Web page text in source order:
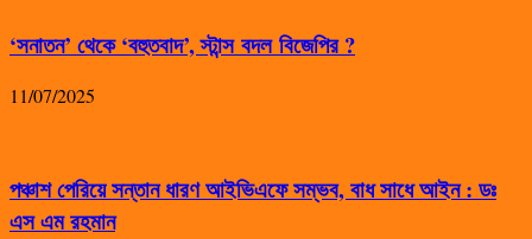
‘সনাতন’ থেকে ‘বহুতবাদ’, স্টান্স বদল বিজেপির ?
11/07/2025
পঞ্চাশ পেরিয়ে সন্তান ধারণ আইভিএফে সম্ভব, বাধ সাধে আইন : ডঃ
এস এম রহমান